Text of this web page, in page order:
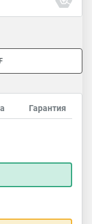
Гарантия